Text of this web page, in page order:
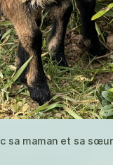
sa maman et sa sœur